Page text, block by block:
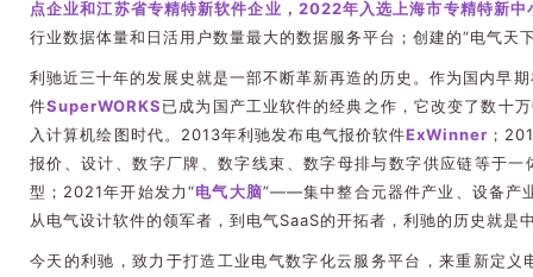
点企业和江苏省专精特新软件企业，2022年入选上海市专精特新中
行业数据体量和日活用户数量最大的数据服务平台；创建的“电气
利驰近三十年的发展史就是一部不断革新再造的历史。作为国内早
件SuperWORKS已成为国产工业软件的经典之作，它改变了数十
入计算机绘图时代。2013年利驰发布电气报价软件ExWinner ；
报价、设计、数字厂牌、数字线束、数字母排与数字供应链等于一
型；2021年开始发力“电气大脑”——集中整合元器件产业、设备产
从电气设计软件的领军者，到电气SaaS的开拓者，利驰的历史就是
今天的利驰，致力于打造工业电气数字化云服务平台，来重新定